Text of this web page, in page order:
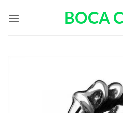
BOCA